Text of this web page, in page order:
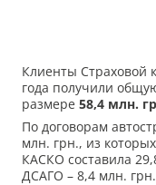
Клиенты Страховой
года получили
размере 58,4 млн.
По договорам
млн. грн., из
КАСКО составила
ДСАГО – 8,4 млн. грн.